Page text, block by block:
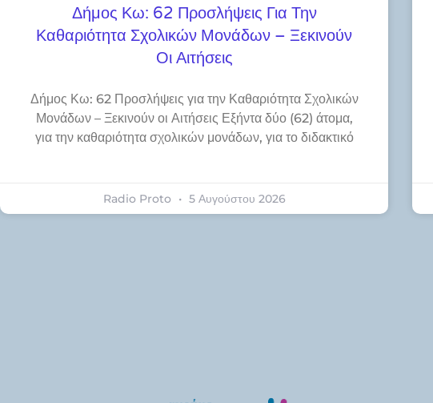
Δήμος Κω: 62 Προσλήψεις Για Την
Καθαριότητα Σχολικών Μονάδων – Ξεκινούν
Οι Αιτήσεις
Δήμος Κω: 62 Προσλήψεις για την Καθαριότητα Σχολικών
Μονάδων – Ξεκινούν οι Αιτήσεις Εξήντα δύο (62) άτομα,
για την καθαριότητα σχολικών μονάδων, για το διδακτικό
Radio Proto 5 Αυγούστου 2026